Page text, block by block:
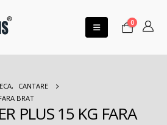
0
,
CANTARE
BRAT
PLUS 15 KG FARA